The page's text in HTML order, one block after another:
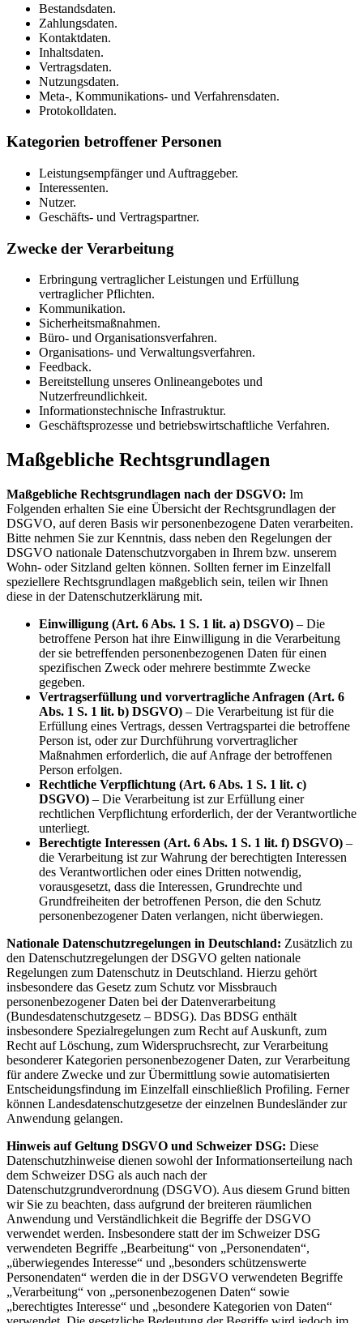
Bestandsdaten.
Zahlungsdaten.
Kontaktdaten.
Inhaltsdaten.
Vertragsdaten.
Nutzungsdaten.
Meta-, Kommunikations- und Verfahrensdaten.
Protokolldaten.
Kategorien betroffener Personen
Leistungsempfänger und Auftraggeber.
Interessenten.
Nutzer.
Geschäfts- und Vertragspartner.
Zwecke der Verarbeitung
Erbringung vertraglicher Leistungen und Erfüllung
vertraglicher Pflichten.
Kommunikation.
Sicherheitsmaßnahmen.
Büro- und Organisationsverfahren.
Organisations- und Verwaltungsverfahren.
Feedback.
Bereitstellung unseres Onlineangebotes und
Nutzerfreundlichkeit.
Informationstechnische Infrastruktur.
Geschäftsprozesse und betriebswirtschaftliche Verfahren.
Maßgebliche Rechtsgrundlagen
Maßgebliche Rechtsgrundlagen nach der DSGVO: Im
Folgenden erhalten Sie eine Übersicht der Rechtsgrundlagen der
DSGVO, auf deren Basis wir personenbezogene Daten verarbeiten.
Bitte nehmen Sie zur Kenntnis, dass neben den Regelungen der
DSGVO nationale Datenschutzvorgaben in Ihrem bzw. unserem
Wohn- oder Sitzland gelten können. Sollten ferner im Einzelfall
speziellere Rechtsgrundlagen maßgeblich sein, teilen wir Ihnen
diese in der Datenschutzerklärung mit.
Einwilligung (Art. 6 Abs. 1 S. 1 lit. a) DSGVO) – Die
betroffene Person hat ihre Einwilligung in die Verarbeitung
der sie betreffenden personenbezogenen Daten für einen
spezifischen Zweck oder mehrere bestimmte Zwecke
gegeben.
Vertragserfüllung und vorvertragliche Anfragen (Art. 6
Abs. 1 S. 1 lit. b) DSGVO) – Die Verarbeitung ist für die
Erfüllung eines Vertrags, dessen Vertragspartei die betroffene
Person ist, oder zur Durchführung vorvertraglicher
Maßnahmen erforderlich, die auf Anfrage der betroffenen
Person erfolgen.
Rechtliche Verpflichtung (Art. 6 Abs. 1 S. 1 lit. c)
DSGVO) – Die Verarbeitung ist zur Erfüllung einer
rechtlichen Verpflichtung erforderlich, der der Verantwortliche
unterliegt.
Berechtigte Interessen (Art. 6 Abs. 1 S. 1 lit. f) DSGVO) –
die Verarbeitung ist zur Wahrung der berechtigten Interessen
des Verantwortlichen oder eines Dritten notwendig,
vorausgesetzt, dass die Interessen, Grundrechte und
Grundfreiheiten der betroffenen Person, die den Schutz
personenbezogener Daten verlangen, nicht überwiegen.
Nationale Datenschutzregelungen in Deutschland: Zusätzlich zu
den Datenschutzregelungen der DSGVO gelten nationale
Regelungen zum Datenschutz in Deutschland. Hierzu gehört
insbesondere das Gesetz zum Schutz vor Missbrauch
personenbezogener Daten bei der Datenverarbeitung
(Bundesdatenschutzgesetz – BDSG). Das BDSG enthält
insbesondere Spezialregelungen zum Recht auf Auskunft, zum
Recht auf Löschung, zum Widerspruchsrecht, zur Verarbeitung
besonderer Kategorien personenbezogener Daten, zur Verarbeitung
für andere Zwecke und zur Übermittlung sowie automatisierten
Entscheidungsfindung im Einzelfall einschließlich Profiling. Ferner
können Landesdatenschutzgesetze der einzelnen Bundesländer zur
Anwendung gelangen.
Hinweis auf Geltung DSGVO und Schweizer DSG: Diese
Datenschutzhinweise dienen sowohl der Informationserteilung nach
dem Schweizer DSG als auch nach der
Datenschutzgrundverordnung (DSGVO). Aus diesem Grund bitten
wir Sie zu beachten, dass aufgrund der breiteren räumlichen
Anwendung und Verständlichkeit die Begriffe der DSGVO
verwendet werden. Insbesondere statt der im Schweizer DSG
verwendeten Begriffe „Bearbeitung“ von „Personendaten“,
„überwiegendes Interesse“ und „besonders schützenswerte
Personendaten“ werden die in der DSGVO verwendeten Begriffe
„Verarbeitung“ von „personenbezogenen Daten“ sowie
„berechtigtes Interesse“ und „besondere Kategorien von Daten“